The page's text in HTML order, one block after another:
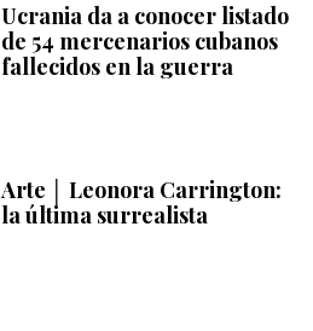
Ucrania da a conocer listado
de 54 mercenarios cubanos
fallecidos en la guerra
Arte │ Leonora Carrington:
la última surrealista